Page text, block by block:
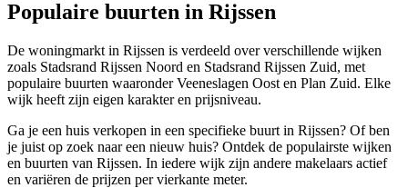
Populaire buurten in Rijssen
De woningmarkt in Rijssen is verdeeld over verschillende wijken
zoals Stadsrand Rijssen Noord en Stadsrand Rijssen Zuid, met
populaire buurten waaronder Veeneslagen Oost en Plan Zuid. Elke
wijk heeft zijn eigen karakter en prijsniveau.
Ga je een huis verkopen in een specifieke buurt in Rijssen? Of ben
je juist op zoek naar een nieuw huis? Ontdek de populairste wijken
en buurten van Rijssen. In iedere wijk zijn andere makelaars actief
en variëren de prijzen per vierkante meter.